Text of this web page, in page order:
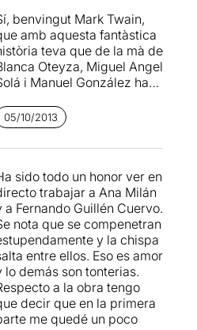
benvingut Mark Twain,
amb aquesta fantàstica
teva que de la mà de
Oteyza, Miguel Angel
i Manuel González ha
la que se n’ha de parlar
respecte. Boníssima
d’una trama
i intel·ligent.
senzilla, però
però el que
per damunt de tot
el text i la interpretació.
text que, a partir de la
en escena, permet
el gran treball de
i direcció, de
Angel Solá, i unes
05/10/2013
sido todo un honor ver en
trabajar a Ana Milán
a Fernando Guillén Cuervo.
nota que se compenetran
y la chispa
entre ellos. Eso es amor
lo demás son tonterias.
a la obra tengo
decir que en la primera
me quedé un poco